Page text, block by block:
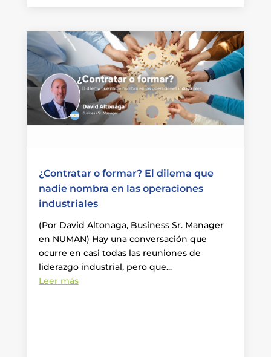
¿Contratar o formar? El dilema que
nadie nombra en las operaciones
industriales
(Por David Altonaga, Business Sr. Manager
en NUMAN) Hay una conversación que
ocurre en casi todas las reuniones de
liderazgo industrial, pero que...
Leer más